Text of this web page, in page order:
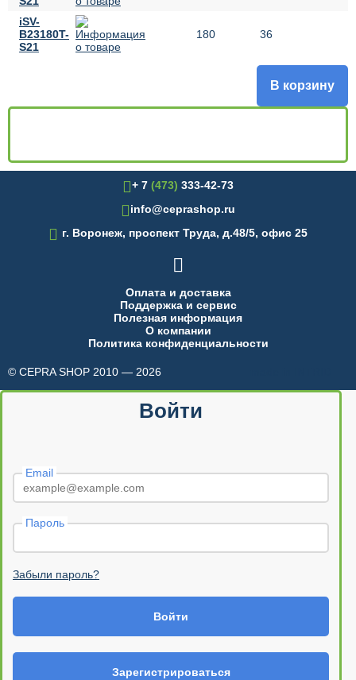
iSV-
B23180T-
S21
180 36
В корзину
+ 7 (473) 333-42-73
info@ceprashop.ru
 г. Воронеж, проспект Труда, д.48/5, офис 25

Оплата и доставка
Поддержка и сервис
Полезная информация
О компании
Политика конфиденциальности
© CEPRA SHOP 2010 — 2026
Войти
Email
Пароль
Забыли пароль?
Войти
Зарегистрироваться